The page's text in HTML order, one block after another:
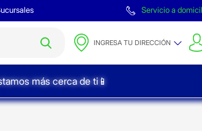
Servicio a
INGRESA TU DIRECCIÓN
más cerca de ti📱